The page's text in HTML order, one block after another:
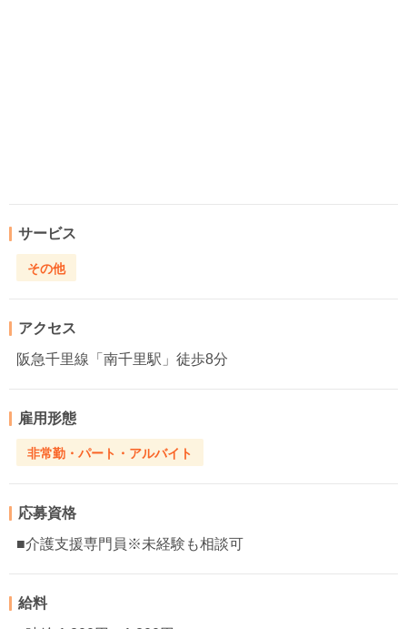
サービス
その他
アクセス
阪急千里線「南千里駅」徒歩8分
雇用形態
非常勤・パート・アルバイト
応募資格
■介護支援専門員※未経験も相談可
給料